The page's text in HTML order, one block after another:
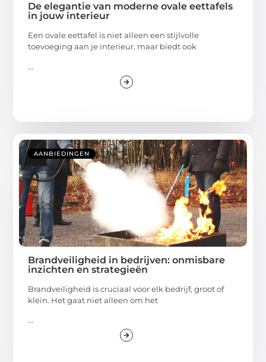
De elegantie van moderne ovale eettafels
in jouw interieur
Een ovale eettafel is niet alleen een stijlvolle
toevoeging aan je interieur, maar biedt ook
...
AANBIEDINGEN
Brandveiligheid in bedrijven: onmisbare
inzichten en strategieën
Brandveiligheid is cruciaal voor elk bedrijf, groot of
klein. Het gaat niet alleen om het
...